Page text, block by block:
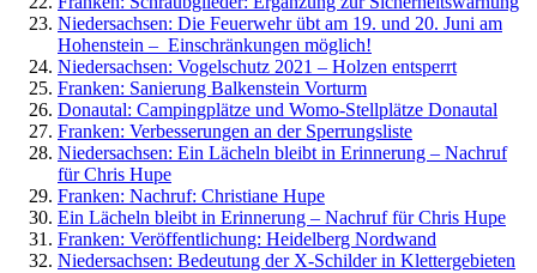
Niedersachsen: Die Feuerwehr übt am 19. und 20. Juni am
Hohenstein – Einschränkungen möglich!
Niedersachsen: Vogelschutz 2021 – Holzen entsperrt
Franken: Sanierung Balkenstein Vorturm
Donautal: Campingplätze und Womo-Stellplätze Donautal
Franken: Verbesserungen an der Sperrungsliste
Niedersachsen: Ein Lächeln bleibt in Erinnerung – Nachruf
für Chris Hupe
Franken: Nachruf: Christiane Hupe
Ein Lächeln bleibt in Erinnerung – Nachruf für Chris Hupe
Franken: Veröffentlichung: Heidelberg Nordwand
Niedersachsen: Bedeutung der X-Schilder in Klettergebieten